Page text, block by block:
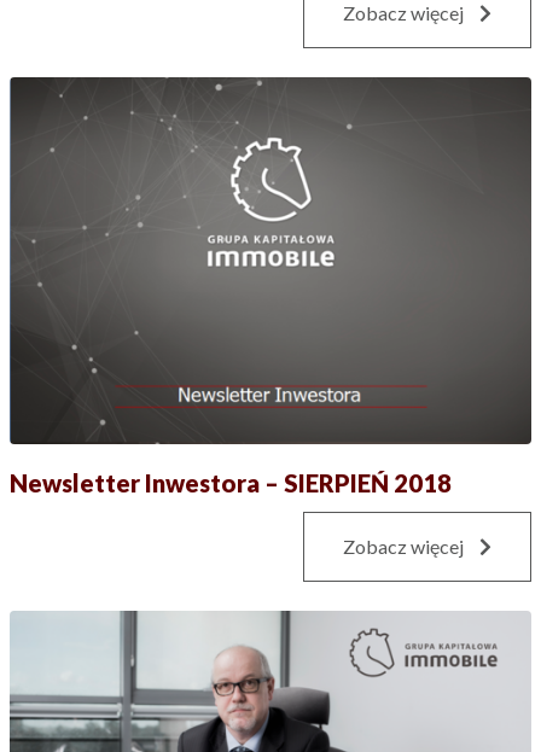
Zobacz więcej
Newsletter Inwestora – SIERPIEŃ 2018
Zobacz więcej